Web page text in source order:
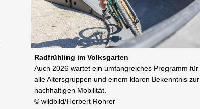
Radfrühling im Volksgarten
Auch 2026 wartet ein umfangreiches Programm für
alle Altersgruppen und einem klaren Bekenntnis zur
nachhaltigen Mobilität.
© wildbild/Herbert Rohrer